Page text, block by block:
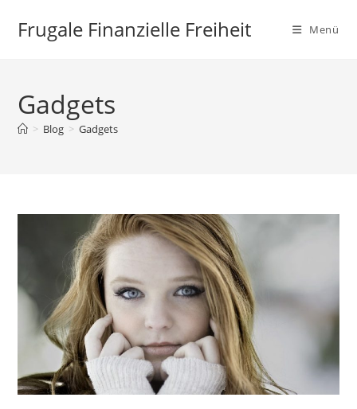
InhaltFrugale Finanzielle Freiheit Menü
Gadgets
> Blog > Gadgets